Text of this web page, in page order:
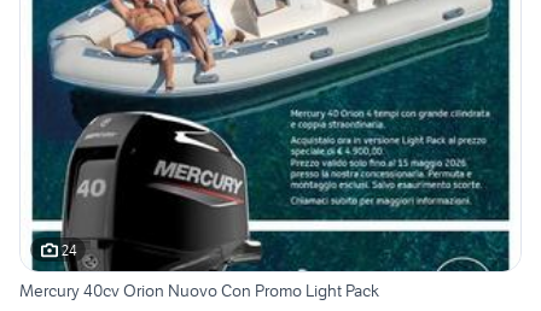
24
Mercury 40cv Orion Nuovo Con Promo Light Pack